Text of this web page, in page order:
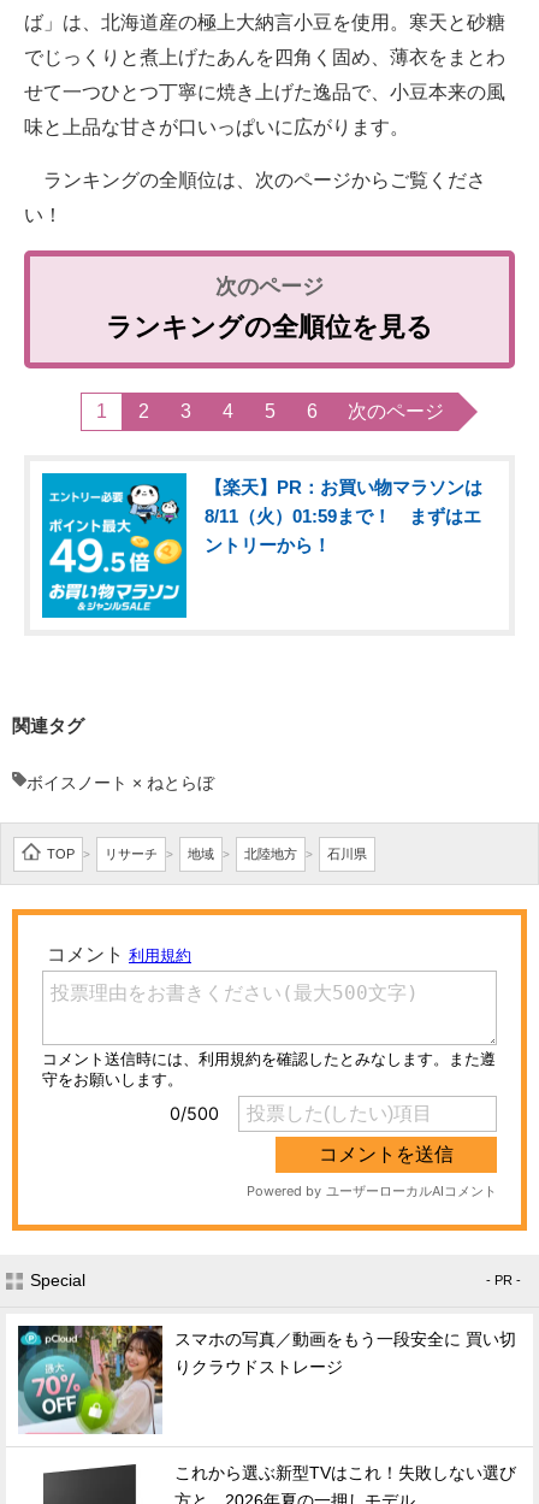
ば」は、北海道産の極上大納言小豆を使用。寒天と砂糖
でじっくりと煮上げたあんを四角く固め、薄衣をまとわ
せて一つひとつ丁寧に焼き上げた逸品で、小豆本来の風
味と上品な甘さが口いっぱいに広がります。
ランキングの全順位は、次のページからご覧くださ
い！
ランキングの全順位を見る
1 2 3 4 5 6 次のページ
【楽天】PR：お買い物マラソンは
8/11（火）01:59まで！ まずはエ
ントリーから！
関連タグ
ボイスノート × ねとらぼ
TOP > リサーチ > 地域 > 北陸地方 > 石川県
Special - PR -
スマホの写真／動画をもう一段安全に 買い切
りクラウドストレージ
これから選ぶ新型TVはこれ！失敗しない選び